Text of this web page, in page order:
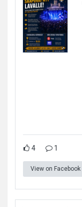
4 1
View on Facebook